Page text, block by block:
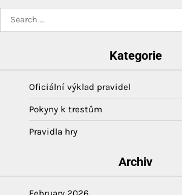
Kategorie
Oficiální výklad pravidel
Pokyny k trestům
Pravidla hry
Archiv